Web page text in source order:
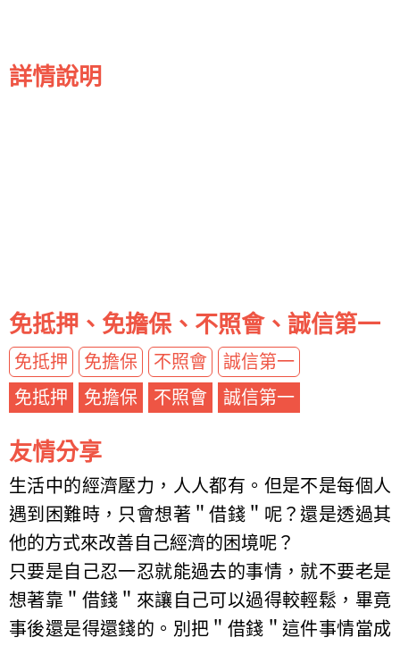
詳情說明
免抵押、免擔保、不照會、誠信第一
免抵押 免擔保 不照會
誠信第一
免抵押
免擔保 不照會 誠信第一
友情分享
生活中的經濟壓力，人人都有。但是不是每個人
遇到困難時，只會想著＂借錢＂呢？還是透過其
他的方式來改善自己經濟的困境呢？
只要是自己忍一忍就能過去的事情，就不要老是
想著靠＂借錢＂來讓自己可以過得較輕鬆，畢竟
事後還是得還錢的。別把＂借錢＂這件事情當成